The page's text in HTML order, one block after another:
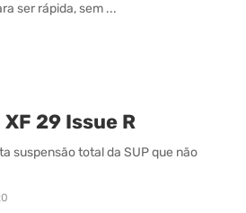
ser rápida, sem ...
29 Issue R
suspensão total da SUP que não